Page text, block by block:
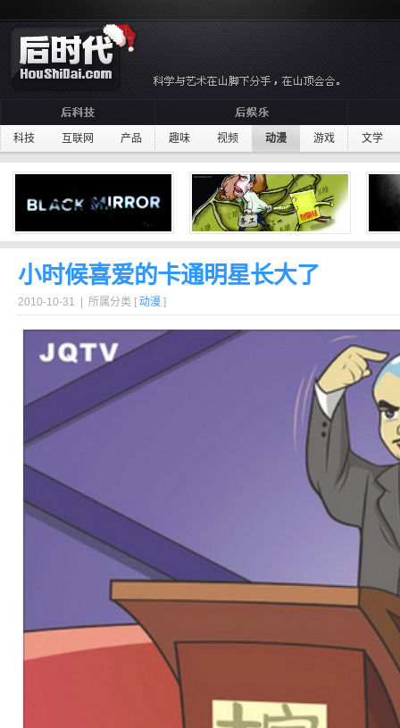
科技 互联网 产品 趣味 视频 动漫 游戏 文学
小时候喜爱的卡通明星长大了
2010-10-31 | 所属分类 [ 动漫 ]